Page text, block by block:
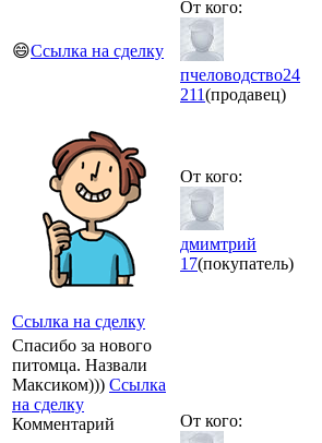
😄Ссылка на сделку
От кого:
пчеловодство24
211(продавец)
Ссылка на сделку
От кого:
дмимтрий
17(покупатель)
Спасибо за нового
питомца. Назвали
Максиком))) Ссылка
на сделку
Комментарий
От кого: